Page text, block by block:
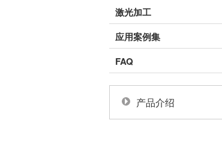
激光加工
应用案例集
FAQ
产品介绍